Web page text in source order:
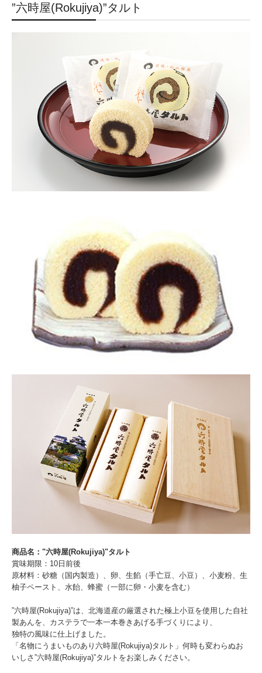
”六時屋(Rokujiya)”タルト
商品名："六時屋(Rokujiya)"タルト
賞味期限：10日前後
原材料：砂糖（国内製造）、卵、生餡（手亡豆、小豆）、小麦粉、生
柚子ペースト、水飴、蜂蜜（一部に卵・小麦を含む）
”六時屋(Rokujiya)”は、北海道産の厳選された極上小豆を使用した自社
製あんを、カステラで一本一本巻きあげる手づくりにより、
独特の風味に仕上げました。
「名物にうまいものあり六時屋(Rokujiya)タルト」何時も変わらぬお
いしさ”六時屋(Rokujiya)”タルトをお楽しみください。